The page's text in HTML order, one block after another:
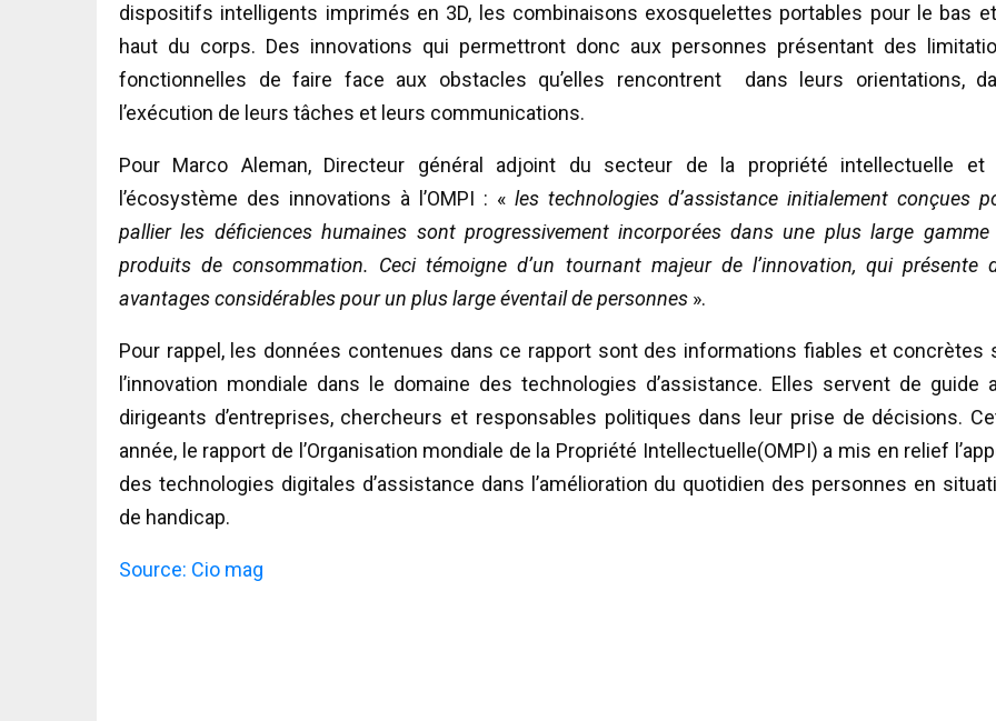
dispositifs intelligents imprimés en 3D, les combinaisons exosquelettes portables pour le bas
haut du corps. Des innovations qui permettront donc aux personnes présentant des
fonctionnelles de faire face aux obstacles qu’elles rencontrent dans leurs orientations,
l’exécution de leurs tâches et leurs communications.
Pour Marco Aleman, Directeur général adjoint du secteur de la propriété intellectuelle et
l’écosystème des innovations à l’OMPI : « les technologies d’assistance initialement conçues
pallier les déficiences humaines sont progressivement incorporées dans une plus large gamme
produits de consommation. Ceci témoigne d’un tournant majeur de l’innovation, qui présente
avantages considérables pour un plus large éventail de personnes ».
Pour rappel, les données contenues dans ce rapport sont des informations fiables et concrètes
l’innovation mondiale dans le domaine des technologies d’assistance. Elles servent de guide
dirigeants d’entreprises, chercheurs et responsables politiques dans leur prise de décisions.
année, le rapport de l’Organisation mondiale de la Propriété Intellectuelle(OMPI) a mis en relief
des technologies digitales d’assistance dans l’amélioration du quotidien des personnes en
de handicap.
Source: Cio mag